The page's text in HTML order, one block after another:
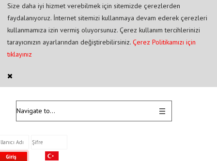
Size daha iyi hizmet verebilmek için sitemizde çerezlerden
faydalanıyoruz. İnternet sitemizi kullanmaya devam ederek çerezleri
kullanmamıza izin vermiş oluyorsunuz. Çerez kullanım tercihlerinizi
tarayıcınızın ayarlarından değiştirebilirsiniz. Çerez Politikamızı için
tıklayınız